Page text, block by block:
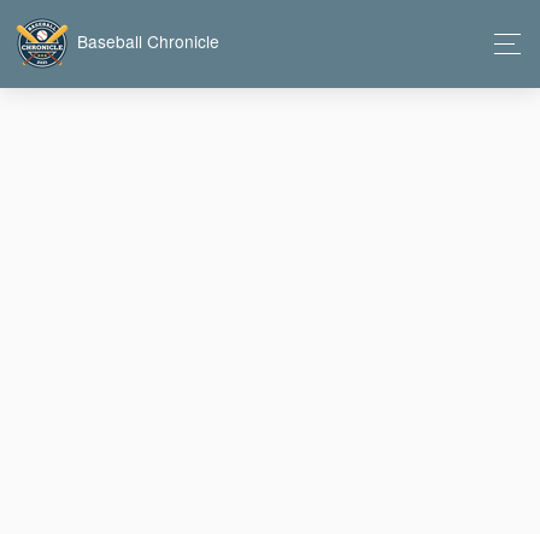
Baseball Chronicle